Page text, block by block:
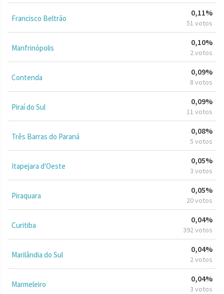
Francisco Beltrão
0,11%
51 votos
Manfrinópolis
0,10%
2 votos
Contenda
0,09%
8 votos
Piraí do Sul
0,09%
11 votos
Três Barras do Paraná
0,08%
5 votos
Itapejara d'Oeste
0,05%
3 votos
Piraquara
0,05%
20 votos
Curitiba
0,04%
392 votos
Marilândia do Sul
0,04%
2 votos
Marmeleiro
0,04%
3 votos